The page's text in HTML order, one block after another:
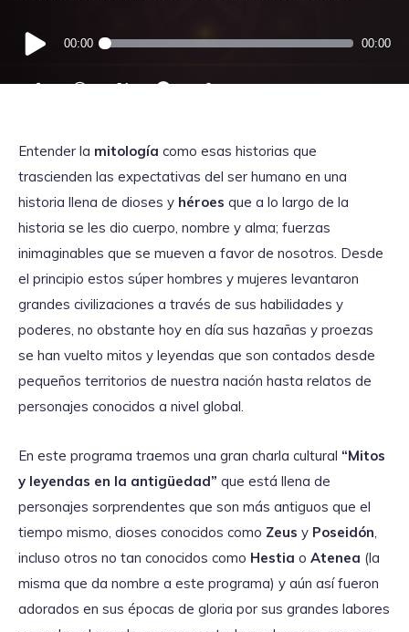
Reproductor
de
00:00 00:00
Entender la mitología como esas historias que
trascienden las expectativas del ser humano en una
historia llena de dioses y héroes que a lo largo de la
historia se les dio cuerpo, nombre y alma; fuerzas
inimaginables que se mueven a favor de nosotros. Desde
el principio estos súper hombres y mujeres levantaron
grandes civilizaciones a través de sus habilidades y
poderes, no obstante hoy en día sus hazañas y proezas
se han vuelto mitos y leyendas que son contados desde
pequeños territorios de nuestra nación hasta relatos de
personajes conocidos a nivel global.
En este programa traemos una gran charla cultural “Mitos
y leyendas en la antigüedad” que está llena de
personajes sorprendentes que son más antiguos que el
tiempo mismo, dioses conocidos como Zeus y Poseidón
incluso otros no tan conocidos como Hestia o Atenea (la
misma que da nombre a este programa) y aún así fueron
adorados en sus épocas de gloria por sus grandes labores